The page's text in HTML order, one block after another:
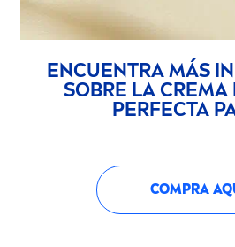
ENCUENTRA MÁS
SOBRE LA CREMA
PERFECTA
COMPRA